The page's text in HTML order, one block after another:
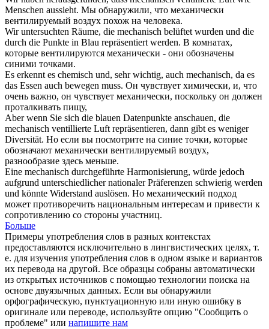
Menschen aussieht. Мы обнаружили, что механически
вентилируемый воздух похож на человека.
Wir untersuchten Räume, die mechanisch belüftet wurden und die
durch die Punkte in Blau repräsentiert werden. В комнатах,
которые вентилируются механически - они обозначены
синими точками.
Es erkennt es chemisch und, sehr wichtig, auch mechanisch, da es
das Essen auch bewegen muss. Он чувствует химически, и, что
очень важно, он чувствует механически, поскольку он должен
проталкивать пищу,
Aber wenn Sie sich die blauen Datenpunkte anschauen, die
mechanisch ventillierte Luft repräsentieren, dann gibt es weniger
Diversität. Но если вы посмотрите на синие точки, которые
обозначают механически вентилируемый воздух,
разнообразие здесь меньше.
Eine mechanisch durchgeführte Harmonisierung, würde jedoch
aufgrund unterschiedlicher nationaler Präferenzen schwierig werden
und könnte Widerstand auslösen. Но механический подход
может противоречить национальным интересам и привести к
сопротивлению со стороны участниц.
Больше
Примеры употребления слов в разных контекстах
предоставляются исключительно в лингвистических целях, т.
е. для изучения употребления слов в одном языке и вариантов
их перевода на другой. Все образцы собраны автоматически
из открытых источников с помощью технологии поиска на
основе двуязычных данных. Если вы обнаружили
орфографическую, пунктуационную или иную ошибку в
оригинале или переводе, используйте опцию "Сообщить о
проблеме" или напишите нам